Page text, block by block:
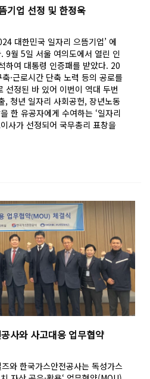
기업 선정 및 한정욱
대한민국 일자리 으뜸기업’ 에
9월 5일 서울 여의도에서 열린 인
하여 대통령 인증패를 받았다. 20
·근로시간 단축 노력 등의 공로를
선정된 바 있어 이번이 역대 두번
, 청년 일자리 사회공헌, 장년노동
한 유공자에게 수여하는 ‘일자리
사가 선정되어 국무총리 표창을
사와 사고대응 업무협약
와 한국가스안전공사는 독성가스